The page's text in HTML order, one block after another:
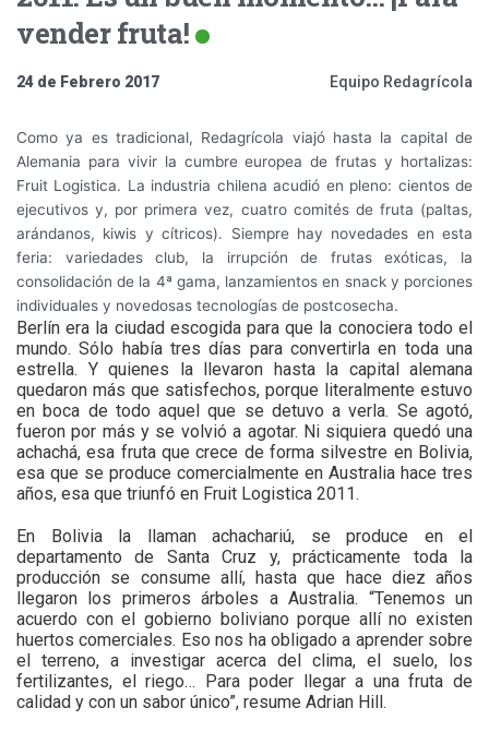
vender fruta!
24 de Febrero 2017 Equipo Redagrícola
Como ya es tradicional, Redagrícola viajó hasta la capital de
Alemania para vivir la cumbre europea de frutas y hortalizas:
Fruit Logistica. La industria chilena acudió en pleno: cientos de
ejecutivos y, por primera vez, cuatro comités de fruta (paltas,
arándanos, kiwis y cítricos). Siempre hay novedades en esta
feria: variedades club, la irrupción de frutas exóticas, la
consolidación de la 4ª gama, lanzamientos en snack y porciones
individuales y novedosas tecnologías de postcosecha.
Berlín era la ciudad escogida para que la conociera todo el
mundo. Sólo había tres días para convertirla en toda una
estrella. Y quienes la llevaron hasta la capital alemana
quedaron más que satisfechos, porque literalmente estuvo
en boca de todo aquel que se detuvo a verla. Se agotó,
fueron por más y se volvió a agotar. Ni siquiera quedó una
achachá, esa fruta que crece de forma silvestre en Bolivia,
esa que se produce comercialmente en Australia hace tres
años, esa que triunfó en Fruit Logistica 2011.
En Bolivia la llaman achachariú, se produce en el
departamento de Santa Cruz y, prácticamente toda la
producción se consume allí, hasta que hace diez años
llegaron los primeros árboles a Australia. “Tenemos un
acuerdo con el gobierno boliviano porque allí no existen
huertos comerciales. Eso nos ha obligado a aprender sobre
el terreno, a investigar acerca del clima, el suelo, los
fertilizantes, el riego… Para poder llegar a una fruta de
calidad y con un sabor único”, resume Adrian Hill.